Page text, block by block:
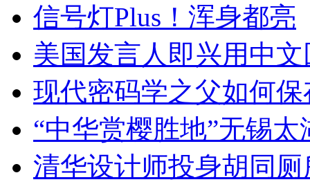
信号灯Plus！浑身都亮
美国发言人即兴用中
现代密码学之父如何
“中华赏樱胜地”无锡
清华设计师投身胡同